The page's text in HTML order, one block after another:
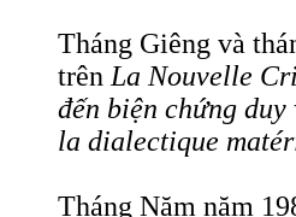
Tháng Giêng và
trên La Nouvelle
đến biện chứng
la dialectique
Tháng Năm năm